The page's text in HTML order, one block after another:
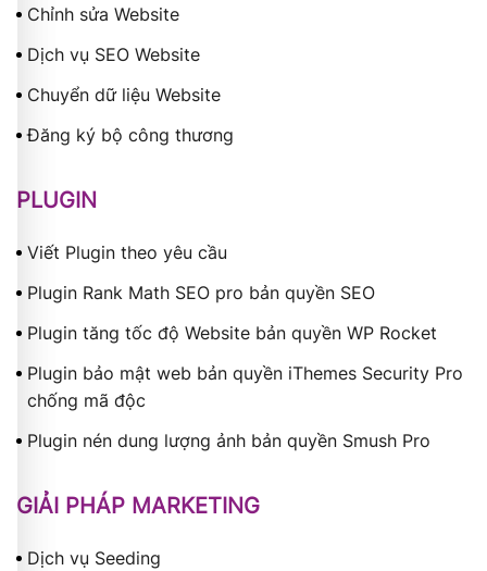
Chỉnh sửa Website
Dịch vụ SEO Website
Chuyển dữ liệu Website
Đăng ký bộ công thương
PLUGIN
Viết Plugin theo yêu cầu
Plugin Rank Math SEO pro bản quyền SEO
Plugin tăng tốc độ Website bản quyền WP Rocket
Plugin bảo mật web bản quyền iThemes Security Pro
chống mã độc
Plugin nén dung lượng ảnh bản quyền Smush Pro
GIẢI PHÁP MARKETING
Dịch vụ Seeding